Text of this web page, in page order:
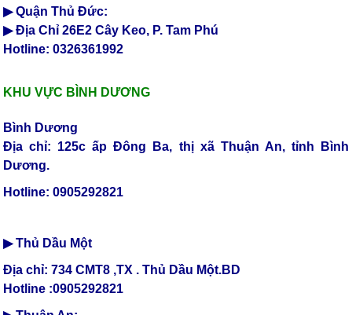
▶ Quận Thủ Đức:
▶ Địa Chỉ 26E2 Cây Keo, P. Tam Phú
Hotline: 0326361992
KHU VỰC BÌNH DƯƠNG
Bình Dương
Địa chỉ: 125c ấp Đông Ba, thị xã Thuận An, tỉnh Bình
Dương.
Hotline: 0905292821
▶ Thủ Dầu Một
Địa chỉ: 734 CMT8 ,TX . Thủ Dầu Một.BD
Hotline :0905292821